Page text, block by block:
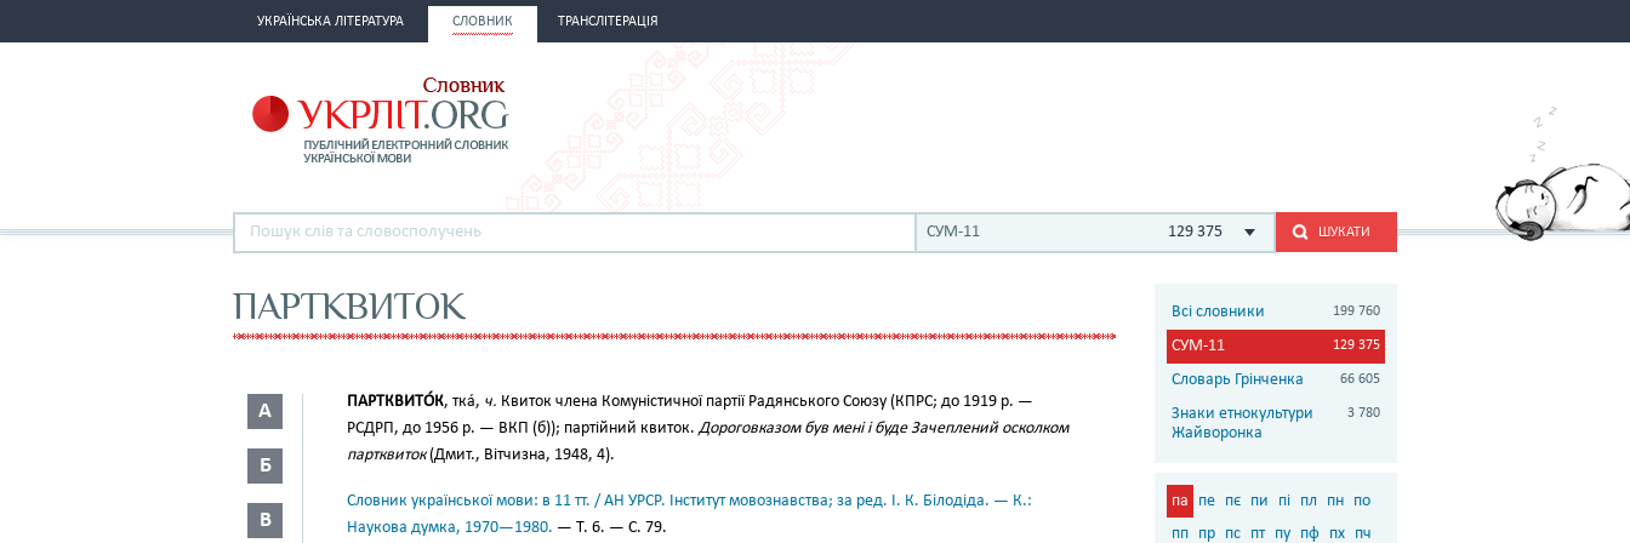
УКРАЇНСЬКА ЛІТЕРАТУРА СЛОВНИК ТРАНСЛІТЕРАЦІЯ
СУМ-11 129 375 ШУКАТИ
ПАРТКВИТОК
А
Б
В
ПАРТКВИТО́К, тка́, ч. Квиток члена Комуністичної партії Радянського Союзу (КПРС; до 1919 р. —
РСДРП, до 1956 р. — ВКП (б)); партійний квиток.Дороговказом був мені і буде Зачеплений осколком
партквиток(Дмит., Вітчизна, 1948, 4).
Словник української мови: в 11 тт. / АН УРСР. Інститут мовознавства; за ред. І. К. Білодіда. — К.:
Наукова думка, 1970—1980. — Т. 6. — С. 79.
Всі словники 199 760
СУМ-11 129 375
Словарь Грінченка 66 605
Знаки етнокультури
Жайворонка
3 780
па пе пє пи пі пл пн по
пп пр пс пт пу пф пх пч